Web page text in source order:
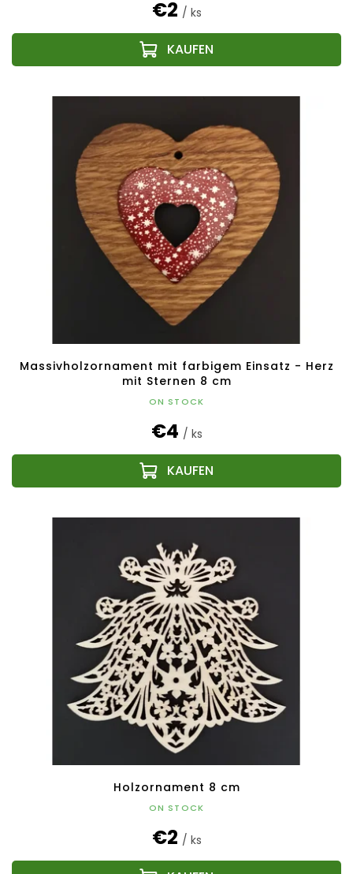
€2 / ks
Massivholzornament mit farbigem Einsatz - Herz
mit Sternen 8 cm
ON STOCK
€4 / ks
Holzornament 8 cm
ON STOCK
€2 / ks